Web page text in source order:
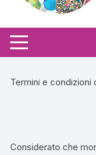
Termini e condizioni
Considerato che